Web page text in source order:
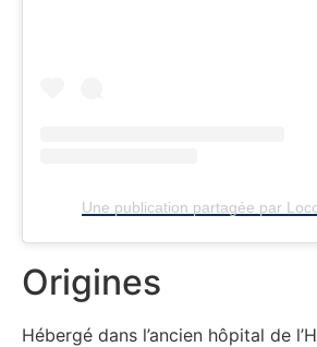
Une publication partagée par
Origines
Hébergé dans l’ancien hôpital de